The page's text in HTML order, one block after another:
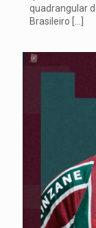
quadrangular
Brasileiro […]